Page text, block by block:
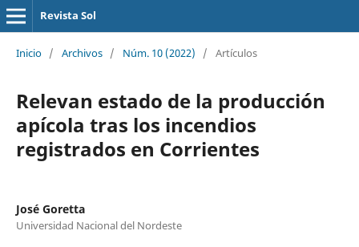
Revista Sol
Inicio / Archivos / Núm. 10 (2022) / Artículos
Relevan estado de la producción
apícola tras los incendios
registrados en Corrientes
José Goretta
Universidad Nacional del Nordeste